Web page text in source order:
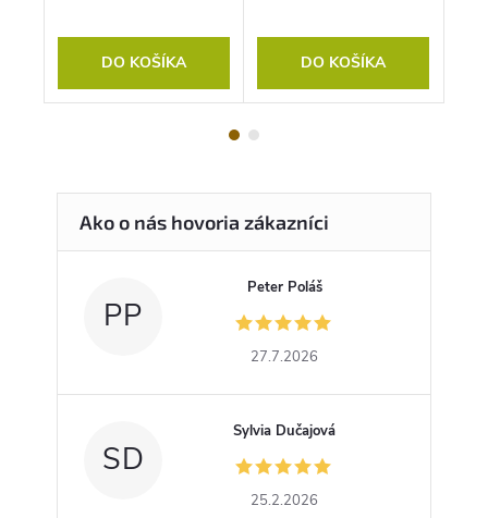
DO KOŠÍKA DO KOŠÍKA
PP
Peter Poláš
27.7.2026
SD
Sylvia Dučajová
25.2.2026